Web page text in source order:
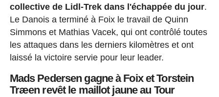
collective de Lidl-Trek dans l'échappée du jour.
Le Danois a terminé à Foix le travail de Quinn
Simmons et Mathias Vacek, qui ont contrôlé toutes
les attaques dans les derniers kilomètres et ont
laissé la victoire servie pour leur leader.
Mads Pedersen gagne à Foix et Torstein
Træen revêt le maillot jaune au Tour